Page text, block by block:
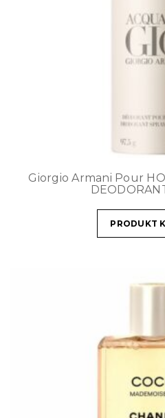
Giorgio Armani Pour
PRODUKT